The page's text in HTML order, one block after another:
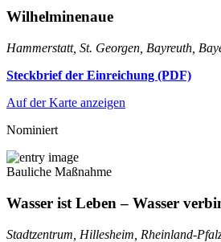
Wilhelminenaue
Hammerstatt, St. Georgen, Bayreuth,
Steckbrief der Einreichung (PDF)
Auf der Karte anzeigen
Nominiert
Bauliche Maßnahme
Wasser ist Leben – Wasser
Stadtzentrum, Hillesheim, Rheinland-